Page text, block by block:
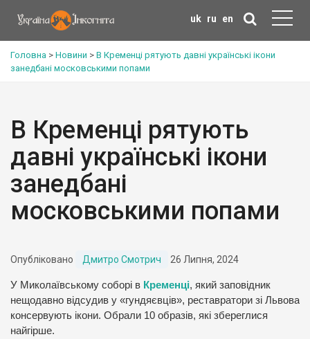
uk ru en
Головна > Новини > В Кременці рятують давні українські ікони
занедбані московськими попами
В Кременці рятують
давні українські ікони
занедбані
московськими попами
Опубліковано Дмитро Смотрич 26 Липня, 2024
У Миколаївському соборі в Кременці, який заповідник
нещодавно відсудив у «гундяєвців», реставратори зі Львова
консервують ікони. Обрали 10 образів, які збереглися
найгірше.